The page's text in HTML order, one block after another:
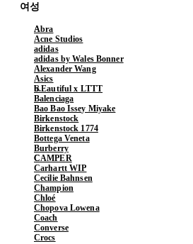
여성
Abra
Acne Studios
adidas
adidas by Wales Bonner
Alexander Wang
Asics
b.Eautiful x LTTT
Balenciaga
Bao Bao Issey Miyake
Birkenstock
Birkenstock 1774
Bottega Veneta
Burberry
CAMPER
Carhartt WIP
Cecilie Bahnsen
Champion
Chloé
Chopova Lowena
Coach
Converse
Crocs